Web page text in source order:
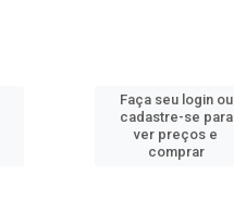
Faça seu login ou
cadastre-se para
ver preços e
comprar